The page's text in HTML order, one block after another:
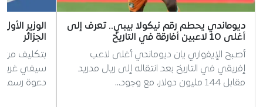
ديوماندي يحطم رقم نيكولا بيبي.. تعرف إلى
أغلى 10 لاعبين أفارقة في التاريخ
أصبح الإيفواري يان ديوماندي أغلى لاعب
إفريقي في التاريخ بعد انتقاله إلى ريال مدريد
مقابل 144 مليون دولار، مع وجود…
الوزير
الجزائر
بتكليف من
سيفي غريب
دعوة رسمية